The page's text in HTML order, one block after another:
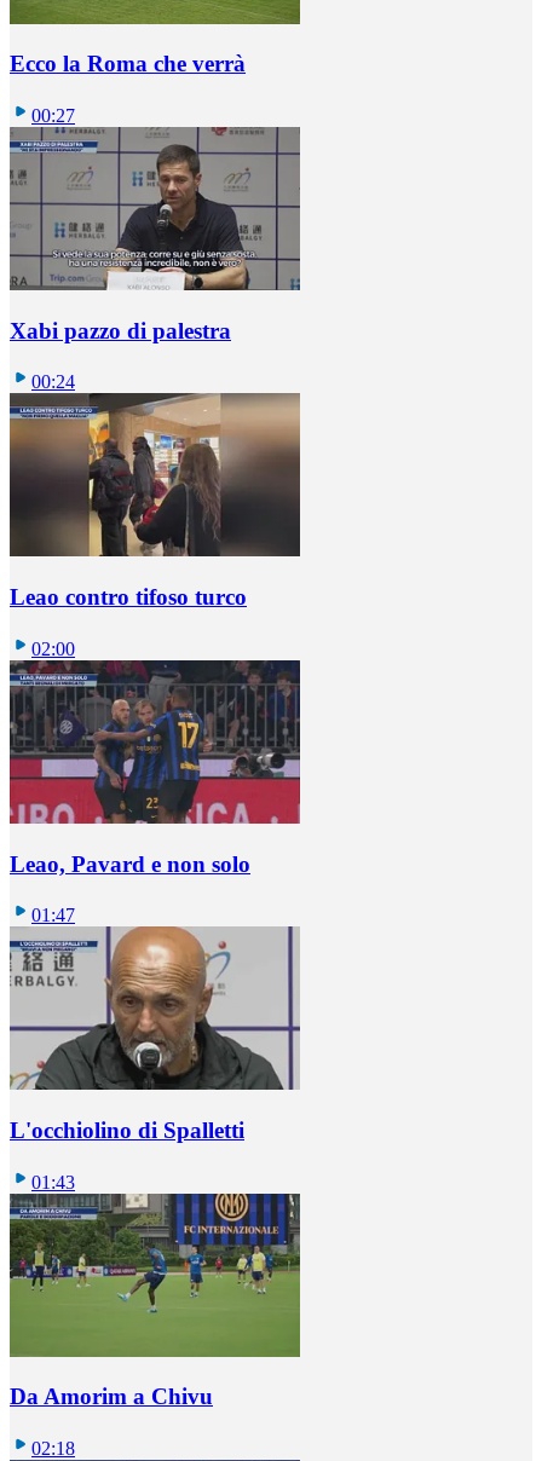
Ecco la Roma che verrà
00:27
Xabi pazzo di palestra
00:24
Leao contro tifoso turco
02:00
Leao, Pavard e non solo
01:47
L'occhiolino di Spalletti
01:43
Da Amorim a Chivu
02:18